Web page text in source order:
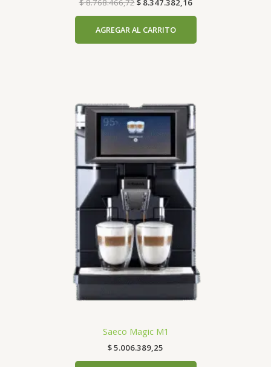
$8.768.466,72$8.347.382,16
AGREGAR AL CARRITO
Saeco Magic M1
$5.006.389,25